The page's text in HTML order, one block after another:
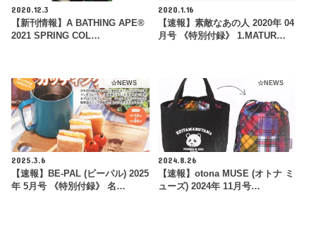
2020.12.3
【新刊情報】A BATHING APE®
2021 SPRING COL…
2020.1.16
【速報】素敵なあの人 2020年 04
月号 《特別付録》 1.MATUR…
☆NEWS
2025.3.6
【速報】BE-PAL (ビーパル) 2025
年 5月号 《特別付録》 名…
☆NEWS
2024.8.26
【速報】otona MUSE (オトナ ミ
ューズ) 2024年 11月号…